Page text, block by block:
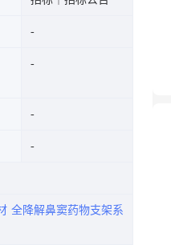
全降解鼻窦药物支架系